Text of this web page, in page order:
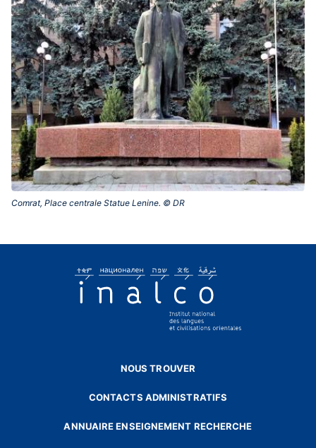
Comrat, Place centrale Statue Lenine. © DR‎
NOUS TROUVER
CONTACTS ADMINISTRATIFS
ANNUAIRE ENSEIGNEMENT RECHERCHE